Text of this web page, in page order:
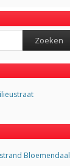
Bloemendaal